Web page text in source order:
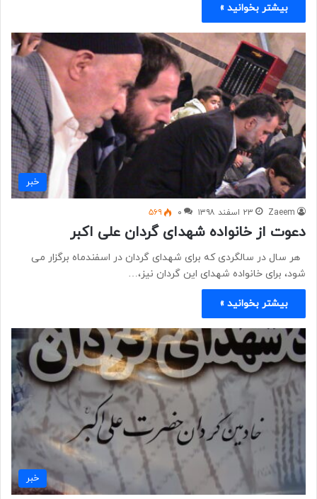
بیشتر بخوانید »
خبر
Zaeem ۲۳ اسفند ۱۳۹۸ ۰ ۵۶۹
دعوت از خانواده شهدای گردان علی اکبر
هر سال در سالگردی که برای شهدای گردان در اسفندماه برگزار می
شود، برای خانواده شهدای این گردان نیز،…
بیشتر بخوانید »
خبر